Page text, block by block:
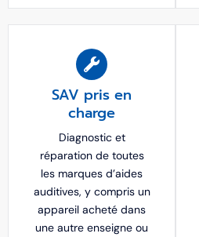
SAV pris en
charge
Diagnostic et
réparation de toutes
les marques d’aides
auditives, y compris un
appareil acheté dans
une autre enseigne ou